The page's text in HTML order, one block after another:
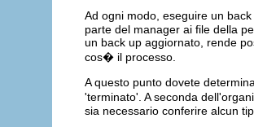
Ad ogni modo, eseguire un
parte del manager ai file della
un back up aggiornato, rende
cos� il processo.
A questo punto dovete
'terminato'. A seconda
sia necessario conferire alcun